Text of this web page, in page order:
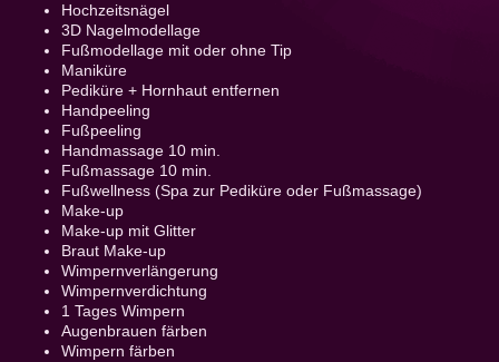
Hochzeitsnägel
3D Nagelmodellage
Fußmodellage mit oder ohne Tip
Maniküre
Pediküre + Hornhaut entfernen
Handpeeling
Fußpeeling
Handmassage 10 min.
Fußmassage 10 min.
Fußwellness (Spa zur Pediküre oder Fußmassage)
Make-up
Make-up mit Glitter
Braut Make-up
Wimpernverlängerung
Wimpernverdichtung
1 Tages Wimpern
Augenbrauen färben
Wimpern färben